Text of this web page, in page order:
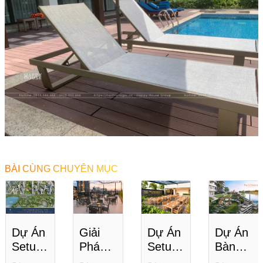
BÀI CÙNG CHUYÊN MỤC
Dự Án
Setup
Giải
Pháp
Dự Án
Setup
Dự Án
Bàn